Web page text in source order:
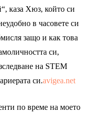
каза Хюз, който си
в часовете си
защо и как това
си,
на STEM
си.avigea.net
по време на моето